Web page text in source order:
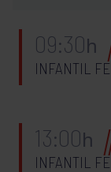
09:30h
INFANTIL
13:00h
INFANTIL